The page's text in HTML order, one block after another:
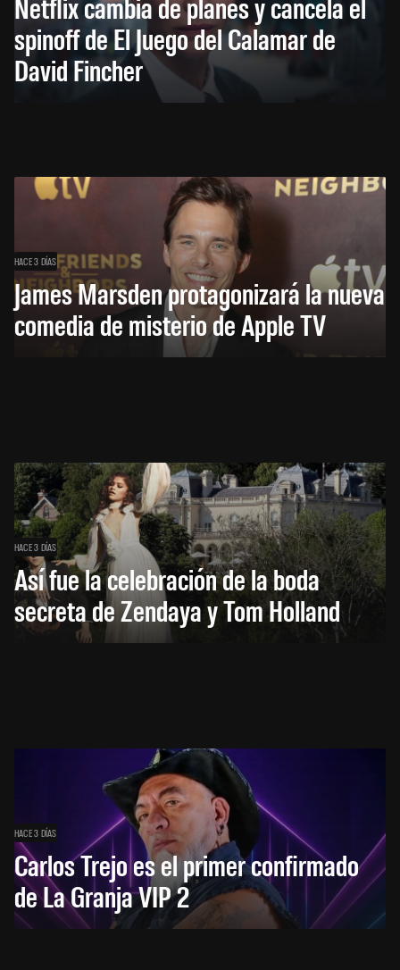
spinoff de El Juego del Calamar de
David Fincher
HACE 3 DÍAS
James Marsden protagonizará la nueva
comedia de misterio de Apple TV
HACE 3 DÍAS
Así fue la celebración de la boda
secreta de Zendaya y Tom Holland
HACE 3 DÍAS
Carlos Trejo es el primer confirmado
de La Granja VIP 2